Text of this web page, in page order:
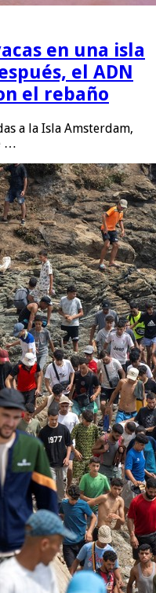
en una isla
el ADN
el rebaño
a la Isla Amsterdam,
…